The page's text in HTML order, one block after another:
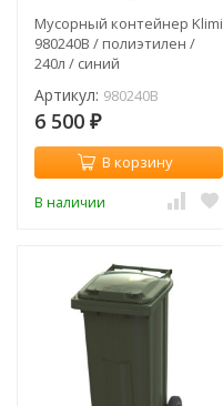
Мусорный контейнер Klimi
980240B / полиэтилен /
240л / синий
Артикул: 980240B
6 500 ₽
В корзину
В наличии